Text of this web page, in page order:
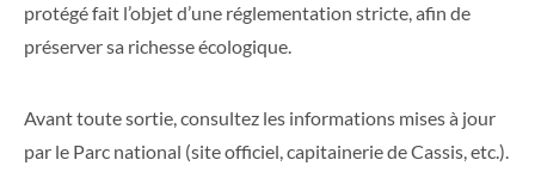
protégé fait l’objet d’une réglementation stricte, afin de
préserver sa richesse écologique.
Avant toute sortie, consultez les informations mises à jour
par le Parc national (site officiel, capitainerie de Cassis, etc.).